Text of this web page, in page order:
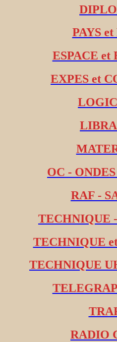
PAYS
ESPACE et
EXPES et
OC -
RAF -
TECHNIQUE
TECHNIQUE
TECHNIQUE
RADIO